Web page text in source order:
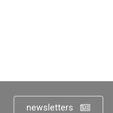
newsletters